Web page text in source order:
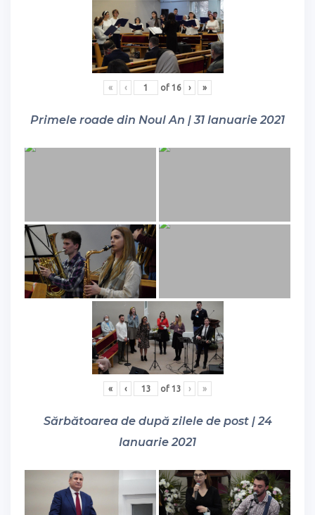
« ‹ of 16 › »
Primele roade din Noul An | 31 Ianuarie 2021
« ‹ of 13 › »
Sărbătoarea de după zilele de post | 24
Ianuarie 2021